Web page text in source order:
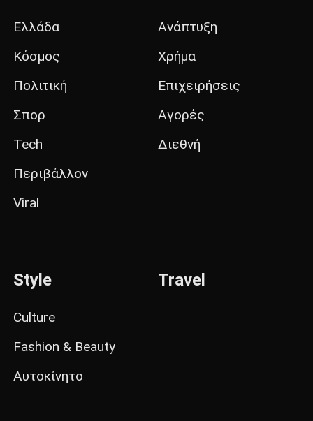
Ελλάδα
Κόσμος
Πολιτική
Σπορ
Tech
Περιβάλλον
Viral
Ανάπτυξη
Χρήμα
Επιχειρήσεις
Αγορές
Διεθνή
Style
Culture
Fashion & Beauty
Αυτοκίνητο
Travel